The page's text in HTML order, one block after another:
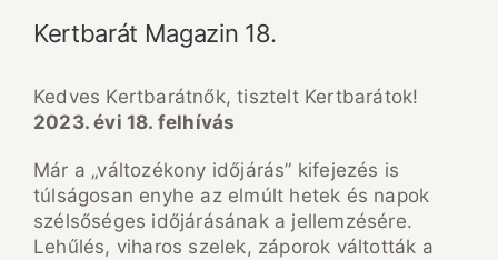
Kertbarát Magazin 18.
Kedves Kertbarátnők, tisztelt Kertbarátok!
2023. évi 18. felhívás
Már a „változékony időjárás” kifejezés is
túlságosan enyhe az elmúlt hetek és napok
szélsőséges időjárásának a jellemzésére.
Lehűlés, viharos szelek, záporok váltották a